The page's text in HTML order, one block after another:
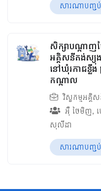
សារណាបញ្ចប់
សិក្សាបណ្តាញ
អគ្គិសនីតង់ស្
នៅឃុំរកាជន្លឹង
កណ្ដាល
វិស្វកម្មអគ្គិ
អ៊ឺ ថៃមិញ,
សុលីដា
សារណាបញ្ចប់